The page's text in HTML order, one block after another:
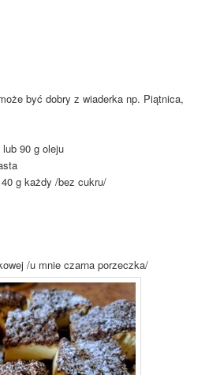
być dobry z wiaderka np. Piątnica,
lub 90 g oleju
g każdy /bez cukru/
/u mnie czarna porzeczka/